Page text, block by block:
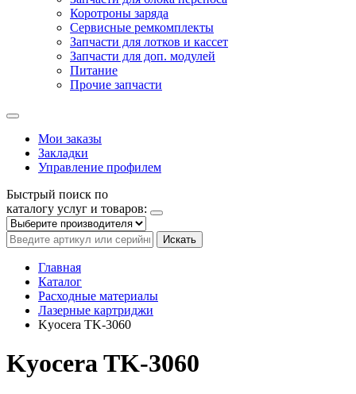
Коротроны заряда
Сервисные ремкомплекты
Запчасти для лотков и кассет
Запчасти для доп. модулей
Питание
Прочие запчасти
Мои заказы
Закладки
Управление профилем
Быстрый поиск по
каталогу услуг и товаров:
Искать
Главная
Каталог
Расходные материалы
Лазерные картриджи
Kyocera TK-3060
Kyocera TK-3060